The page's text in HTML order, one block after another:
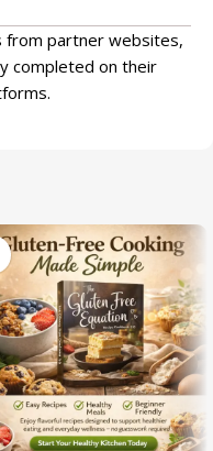
from partner websites,
completed on their